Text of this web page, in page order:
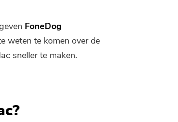
FoneDog
weten te komen over de
sneller te maken.